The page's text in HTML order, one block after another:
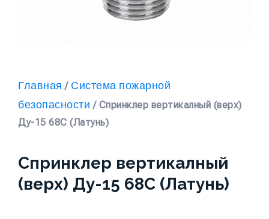
Главная / Система пожарной
безопасности / Спринклер вертикалный (верх)
Ду-15 68С (Латунь)
Спринклер вертикалный
(верх) Ду-15 68С (Латунь)